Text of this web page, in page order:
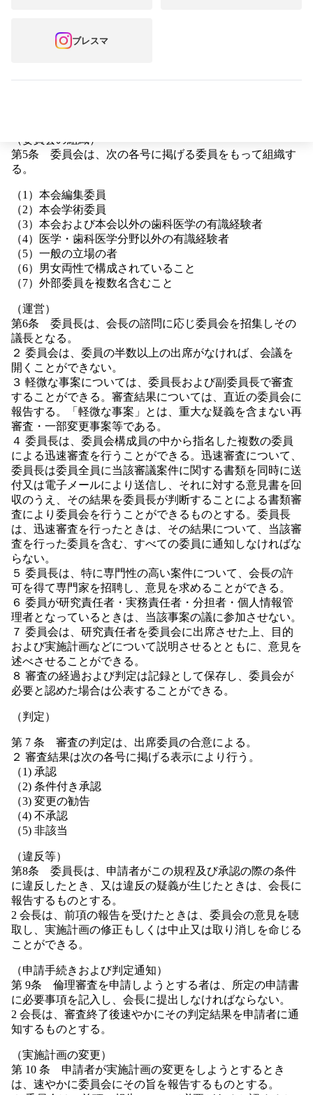
ブレスマ
つき行う。
第4条 委員会は、会長の諮問に応じ倫理的社会的配慮と
（委員会の組織）
第5条 委員会は、次の各号に掲げる委員をもって組織す
る。
（1）本会編集委員
（2）本会学術委員
（3）本会および本会以外の歯科医学の有識経験者
（4）医学・歯科医学分野以外の有識経験者
（5）一般の立場の者
（6）男女両性で構成されていること
（7）外部委員を複数名含むこと
（運営）
第6条 委員長は、会長の諮問に応じ委員会を招集しその
議長となる。
２ 委員会は、委員の半数以上の出席がなければ、会議を
開くことができない。
３ 軽微な事案については、委員長および副委員長で審査
することができる。審査結果については、直近の委員会に
報告する。「軽微な事案」とは、重大な疑義を含まない再
審査・一部変更事案等である。
４ 委員長は、委員会構成員の中から指名した複数の委員
による迅速審査を行うことができる。迅速審査について、
委員長は委員全員に当該審議案件に関する書類を同時に送
付又は電子メールにより送信し、それに対する意見書を回
収のうえ、その結果を委員長が判断することによる書類審
査により委員会を行うことができるものとする。委員長
は、迅速審査を行ったときは、その結果について、当該審
査を行った委員を含む、すべての委員に通知しなければな
らない。
５ 委員長は、特に専門性の高い案件について、会長の許
可を得て専門家を招聘し、意見を求めることができる。
６ 委員が研究責任者・実務責任者・分担者・個人情報管
理者となっているときは、当該事案の議に参加させない。
７ 委員会は、研究責任者を委員会に出席させた上、目的
および実施計画などについて説明させるとともに、意見を
述べさせることができる。
８ 審査の経過および判定は記録として保存し、委員会が
必要と認めた場合は公表することができる。
（判定）
第 7 条 審査の判定は、出席委員の合意による。
２ 審査結果は次の各号に掲げる表示により行う。
（1) 承認
（2) 条件付き承認
（3) 変更の勧告
（4) 不承認
（5) 非該当
（違反等）
第8条 委員長は、申請者がこの規程及び承認の際の条件
に違反したとき、又は違反の疑義が生じたときは、会長に
報告するものとする。
2 会長は、前項の報告を受けたときは、委員会の意見を聴
取し、実施計画の修正もしくは中止又は取り消しを命じる
ことができる。
（申請手続きおよび判定通知）
第 9条 倫理審査を申請しようとする者は、所定の申請書
に必要事項を記入し、会長に提出しなければならない。
2 会長は、審査終了後速やかにその判定結果を申請者に通
知するものとする。
（実施計画の変更）
第 10 条 申請者が実施計画の変更をしようとするとき
は、速やかに委員会にその旨を報告するものとする。